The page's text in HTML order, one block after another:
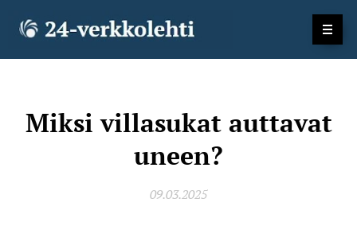
Miksi villasukat auttavat
uneen?
09.03.2025